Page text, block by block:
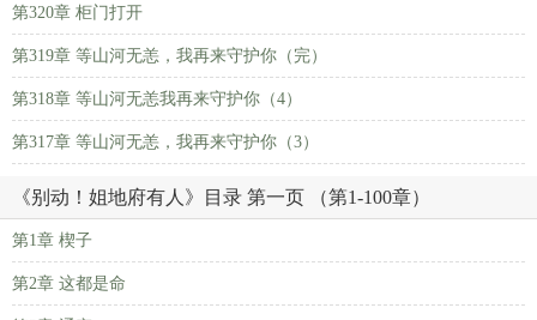
第320章 柜门打开
第319章 等山河无恙，我再来守护你（完）
第318章 等山河无恙我再来守护你（4）
第317章 等山河无恙，我再来守护你（3）
《别动！姐地府有人》目录 第一页 （第1-100章）
第1章 楔子
第2章 这都是命